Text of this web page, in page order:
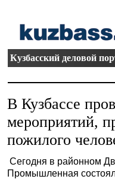
Кузбасский деловой
В Кузбассе
мероприятий,
пожилого
Сегодня в районном
Промышленная